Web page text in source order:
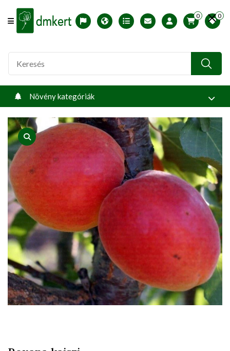
Offcanvas Menu Open
English version
Télállósági zónák
Nyomtatható ABC árjegyzék
Profilom
0 0
Növény kategóriák
product view